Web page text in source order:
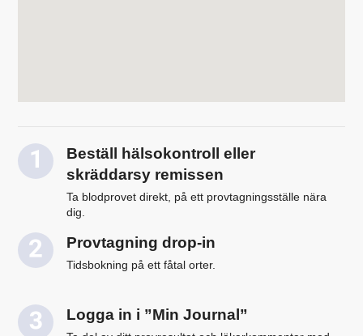
Beställ hälsokontroll eller
skräddarsy remissen
Ta blodprovet direkt, på ett provtagningsställe nära
dig.
Provtagning drop-in
Tidsbokning på ett fåtal orter.
Logga in i ”Min Journal”